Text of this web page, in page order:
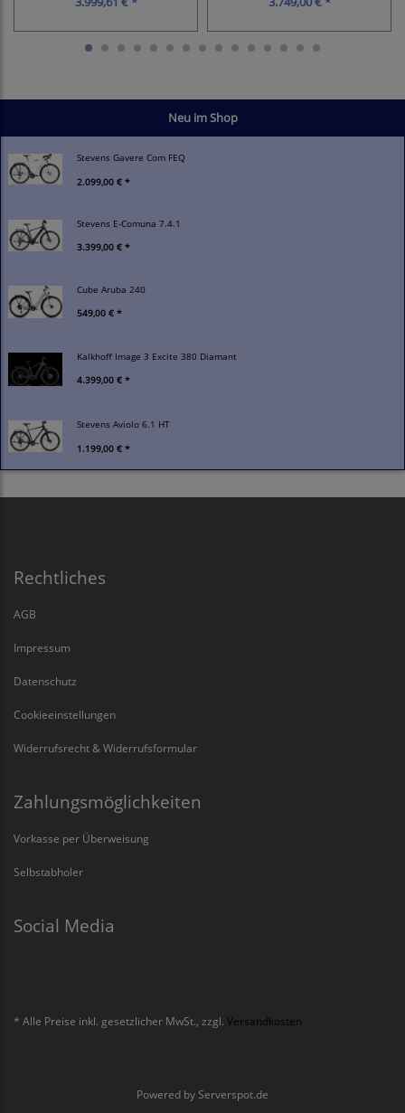
Neu im Shop
Stevens Gavere Com FEQ
2.099,00 € *
Stevens E-Comuna 7.4.1
3.399,00 € *
Cube Aruba 240
549,00 € *
Kalkhoff Image 3 Excite 380 Diamant
4.399,00 € *
Stevens Aviolo 6.1 HT
1.199,00 € *
Rechtliches
AGB
Impressum
Datenschutz
Cookieeinstellungen
Widerrufsrecht & Widerrufsformular
Zahlungsmöglichkeiten
Vorkasse per Überweisung
Selbstabholer
Social Media
* Alle Preise inkl. gesetzlicher MwSt., zzgl. Versandkosten
Powered by Serverspot.de